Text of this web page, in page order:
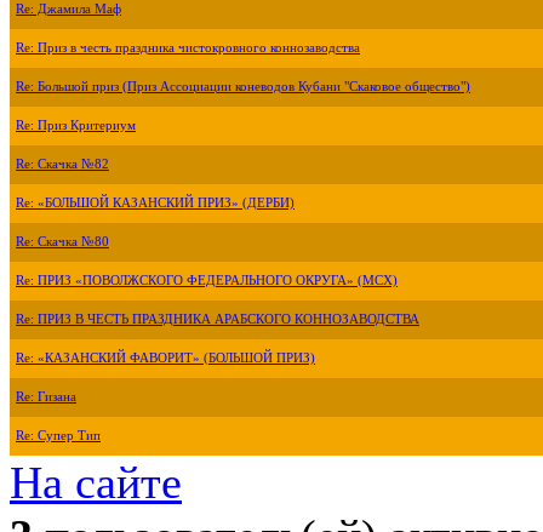
Re: Джамила Маф
Re: Приз в честь праздника чистокровного коннозаводства
Re: Большой приз (Приз Ассоциации коневодов Кубани "Скаковое общество")
Re: Приз Критериум
Re: Скачка №82
Re: «БОЛЬШОЙ КАЗАНСКИЙ ПРИЗ» (ДЕРБИ)
Re: Скачка №80
Re: ПРИЗ «ПОВОЛЖСКОГО ФЕДЕРАЛЬНОГО ОКРУГА» (МСХ)
Re: ПРИЗ В ЧЕСТЬ ПРАЗДНИКА АРАБСКОГО КОННОЗАВОДСТВА
Re: «КАЗАНСКИЙ ФАВОРИТ» (БОЛЬШОЙ ПРИЗ)
Re: Гизана
Re: Супер Тип
На сайте